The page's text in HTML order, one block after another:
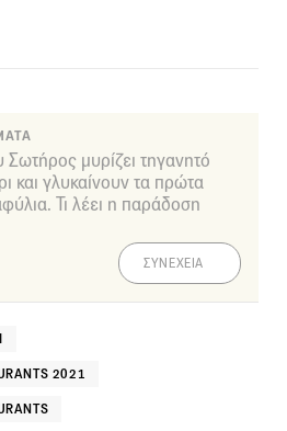
Σωτήρος μυρίζει τηγανητό
και γλυκαίνουν τα πρώτα
Τι λέει η παράδοση
ΣΥΝΕΧΕΙΑ
2021